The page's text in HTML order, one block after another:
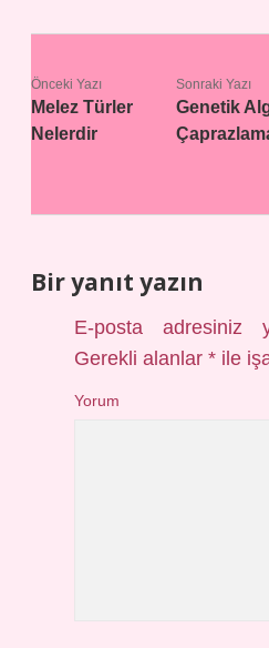
Önceki Yazı
Melez Türler
Nelerdir
Sonraki Yazı
Genetik
Bir yanıt yazın
E-posta adresiniz
Gerekli alanlar* ile
Yorum